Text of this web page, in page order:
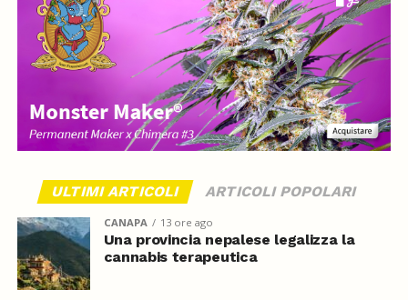
ULTIMI ARTICOLI ARTICOLI POPOLARI
CANAPA 13 ore ago
Una provincia nepalese legalizza la
cannabis terapeutica